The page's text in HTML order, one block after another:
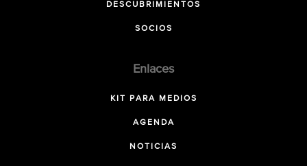
DESCUBRIMIENTOS
SOCIOS
Enlaces
KIT PARA MEDIOS
AGENDA
NOTICIAS